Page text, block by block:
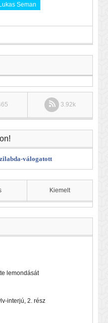
Lukas Seman
3.92k
válogatott
Kiemelt
lemondását
interjú, 2. rész